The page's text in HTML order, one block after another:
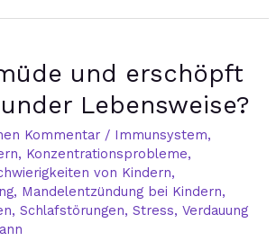
und erschöpft
Lebensweise?
Kommentar / Immunsystem,
, Konzentrationsprobleme,
von Kindern,
, Mandelentzündung bei Kindern,
,Schlafstörungen,Stress,Verdauung